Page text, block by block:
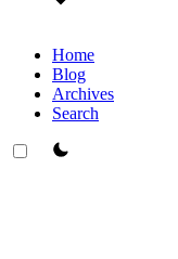
Home
Blog
Archives
Search
theme switcher